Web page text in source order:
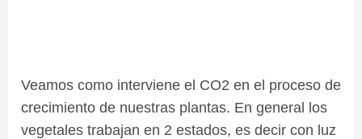
Veamos como interviene el CO2 en el proceso de
crecimiento de nuestras plantas. En general los
vegetales trabajan en 2 estados, es decir con luz